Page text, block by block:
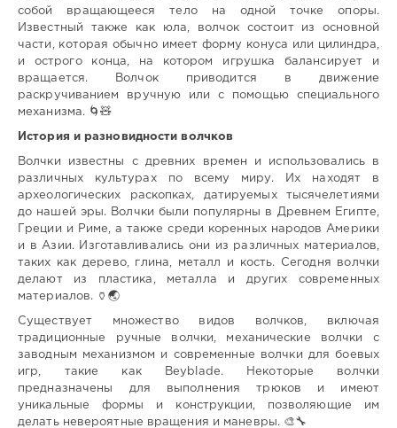
собой вращающееся тело на одной точке опоры.
Известный также как юла, волчок состоит из основной
части, которая обычно имеет форму конуса или цилиндра,
и острого конца, на котором игрушка балансирует и
вращается. Волчок приводится в движение
раскручиванием вручную или с помощью специального
механизма. 🌀🧸
История и разновидности волчков
Волчки известны с древних времен и использовались в
различных культурах по всему миру. Их находят в
археологических раскопках, датируемых тысячелетиями
до нашей эры. Волчки были популярны в Древнем Египте,
Греции и Риме, а также среди коренных народов Америки
и в Азии. Изготавливались они из различных материалов,
таких как дерево, глина, металл и кость. Сегодня волчки
делают из пластика, металла и других современных
материалов. 🏺🌏
Существует множество видов волчков, включая
традиционные ручные волчки, механические волчки с
заводным механизмом и современные волчки для боевых
игр, такие как Beyblade. Некоторые волчки
предназначены для выполнения трюков и имеют
уникальные формы и конструкции, позволяющие им
делать невероятные вращения и маневры. 🎨🔧